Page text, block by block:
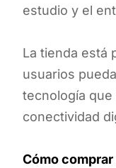
estudio y el
La tienda está
usuarios
tecnología que
conectividad
Cómo